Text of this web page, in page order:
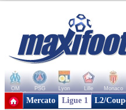
OM PSG Lyon Lille Monaco
+ de clubs
Mercato Ligue 1 L2/